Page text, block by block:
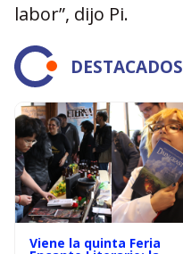
labor”, dijo Pi.
DESTACADOS
Viene la quinta Feria